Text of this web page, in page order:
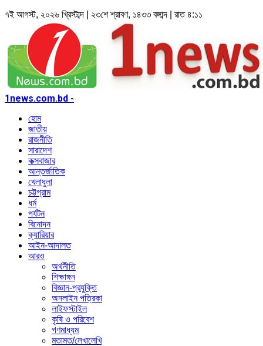
৭ই আগস্ট, ২০২৬ খ্রিস্টাব্দ | ২৩শে শ্রাবণ, ১৪৩৩ বঙ্গাব্দ | রাত ৪:১১
1news.com.bd -
হোম
জাতীয়
রাজনীতি
সারাদেশ
কক্সবাজার
আন্তর্জাতিক
খেলাধুলা
চট্টগ্রাম
ধর্ম
পর্যটন
বিনোদন
ক্যারিয়ার
আইন-আদালত
আরও
অর্থনীতি
শিক্ষাঙ্গন
বিজ্ঞান-প্রযুক্তি
অনলাইন পত্রিকা
লাইফস্টাইল
কৃষি ও পরিবেশ
গণমাধ্যম
মতামত/লেখালেখি